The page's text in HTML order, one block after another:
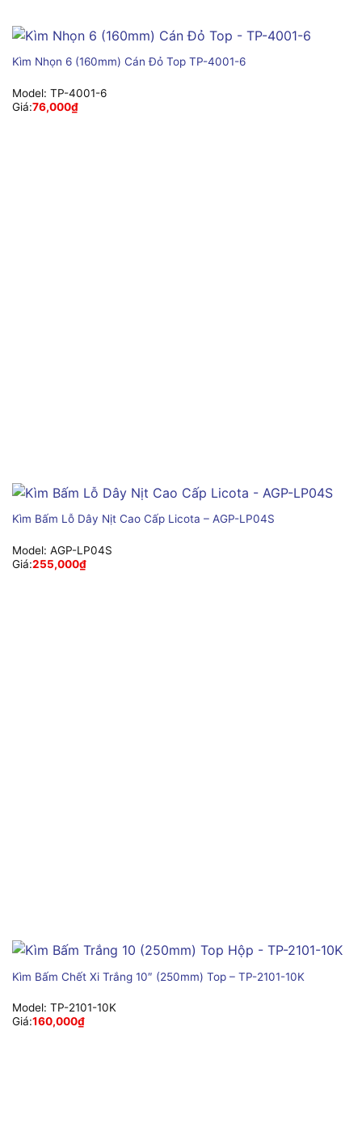
Kìm Nhọn 6 (160mm) Cán Đỏ Top TP-4001-6
Model: TP-4001-6
Giá:76,000₫
Kìm Bấm Lỗ Dây Nịt Cao Cấp Licota – AGP-LP04S
Model: AGP-LP04S
Giá:255,000₫
Kìm Bấm Chết Xi Trắng 10″ (250mm) Top – TP-2101-10K
Model: TP-2101-10K
Giá:160,000₫